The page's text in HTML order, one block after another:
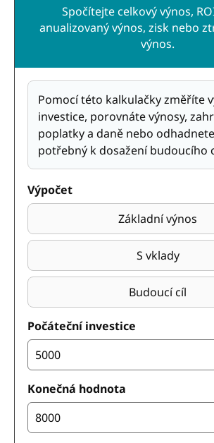
Spočítejte celkový výnos,
anualizovaný výnos, zisk nebo
výnos.
Pomocí této kalkulačky změříte
investice, porovnáte výnosy,
poplatky a daně nebo
potřebný k dosažení budoucího
Výpočet
Základní výnos
S vklady
Budoucí cíl
Počáteční investice
Konečná hodnota